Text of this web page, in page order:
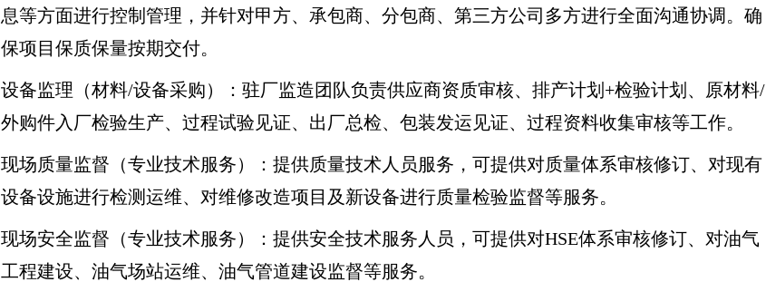
息等方面进行控制管理，并针对甲方、承包商、分包商、第三方公司多方进行全面沟通协调。确
保项目保质保量按期交付。
设备监理（材料/设备采购）：驻厂监造团队负责供应商资质审核、排产计划+检验计划、原材料/
外购件入厂检验生产、过程试验见证、出厂总检、包装发运见证、过程资料收集审核等工作。
现场质量监督（专业技术服务）：提供质量技术人员服务，可提供对质量体系审核修订、对现有
设备设施进行检测运维、对维修改造项目及新设备进行质量检验监督等服务。
现场安全监督（专业技术服务）：提供安全技术服务人员，可提供对HSE体系审核修订、对油气
工程建设、油气场站运维、油气管道建设监督等服务。